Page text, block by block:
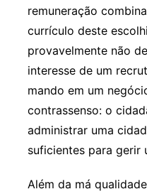
remuneração
currículo deste
provavelmente não
interesse de um
mando em um
contrassenso: o
administrar uma
suficientes para gerir
Além da má